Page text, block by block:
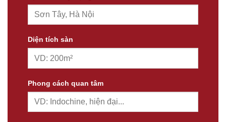
Diện tích sàn
Phong cách quan tâm